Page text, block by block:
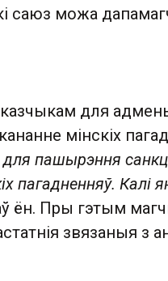
саюз можа
для
мінскіх
пашырэння
пагадненняў. Калі
ён. Пры гэтым
звязаныя з